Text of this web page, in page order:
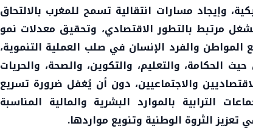
وإيجاد مسارات انتقالية تسمح للمغرب بالالتحاق
مرتبط بالتطور الاقتصادي، وتحقيق معدلات نمو
وضع المواطن والفرد الإنسان في صلب العملية التنموية،
والتعليم، والتكوين، والصحة، والحريات
والاجتماعيين، دون أن يُغفل ضرورة تسريع
الترابية بالموارد البشرية والمالية المناسبة
الثروة الوطنية وتنويع مواردها.